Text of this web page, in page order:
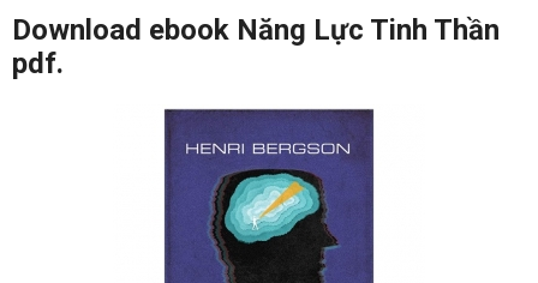
Download ebook Năng Lực Tinh Thần
pdf.